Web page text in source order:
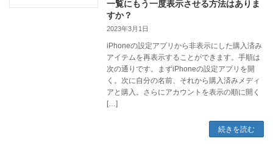
一覧にもう一度表示させる方法はありま
すか？
2023年3月1日
iPhoneの設定アプリから非表示にした購入済み
アイテムを再表示することができます。手順は
次の通りです。まずiPhoneの設定アプリを開
く。次に自分の名前、それから購入済みメディ
アと購入。さらにアカウントを表示の順に開く
[…]
続きを読む